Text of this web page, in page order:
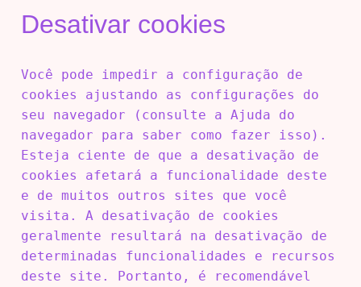
Desativar cookies
Você pode impedir a configuração de
cookies ajustando as configurações do
seu navegador (consulte a Ajuda do
navegador para saber como fazer isso).
Esteja ciente de que a desativação de
cookies afetará a funcionalidade deste
e de muitos outros sites que você
visita. A desativação de cookies
geralmente resultará na desativação de
determinadas funcionalidades e recursos
deste site. Portanto, é recomendável